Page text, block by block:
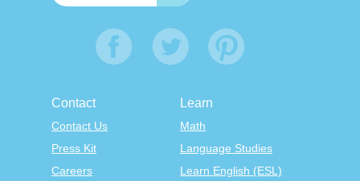
Contact
Contact Us
Press Kit
Careers
Learn
Math
Language Studies
Learn English (ESL)